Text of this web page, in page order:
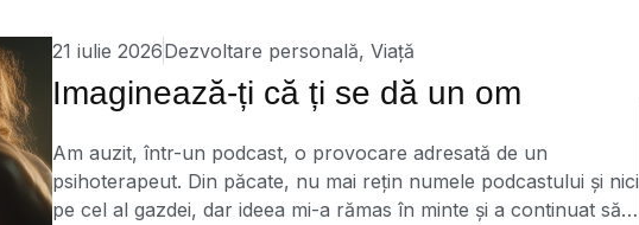
21 iulie 2026Dezvoltare personală, Viață
Imaginează-ți că ți se dă un om
Am auzit, într-un podcast, o provocare adresată de un
psihoterapeut. Din păcate, nu mai rețin numele podcastului și nici
pe cel al gazdei, dar ideea mi-a rămas în minte și a continuat să